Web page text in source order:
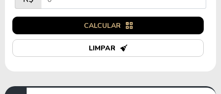
CALCULAR
LIMPAR